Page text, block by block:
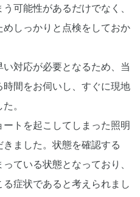
可能性があるだけでなく、
しっかりと点検をしておか
対応が必要となるため、当
間をお伺いし、すぐに現地
。
トを起こしてしまった照明
ました。状態を確認する
ている状態となっており、
症状であると考えられまし